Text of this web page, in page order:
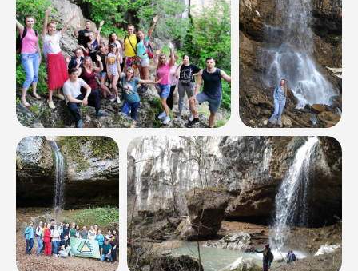
Оставить заявку
Программа, порядок проведения и тайминг похода/
турамогут быть измененыв зависимости
от погодных условий, пробок на дороге, опасности
для жизни и здоровья туристов, уровня подготовки
группы! Ваше участие в походе/туре означает
согласие выполнять указания инструктора
и соблюдатьнаши правила .